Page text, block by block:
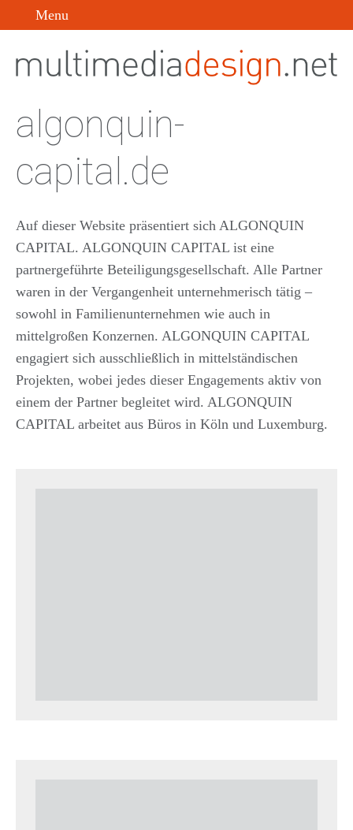
Menu
algonquin-
capital.de
Auf dieser Website präsentiert sich ALGONQUIN
CAPITAL. ALGONQUIN CAPITAL ist eine
partnergeführte Beteiligungsgesellschaft. Alle Partner
waren in der Vergangenheit unternehmerisch tätig –
sowohl in Familienunternehmen wie auch in
mittelgroßen Konzernen. ALGONQUIN CAPITAL
engagiert sich ausschließlich in mittelständischen
Projekten, wobei jedes dieser Engagements aktiv von
einem der Partner begleitet wird. ALGONQUIN
CAPITAL arbeitet aus Büros in Köln und Luxemburg.